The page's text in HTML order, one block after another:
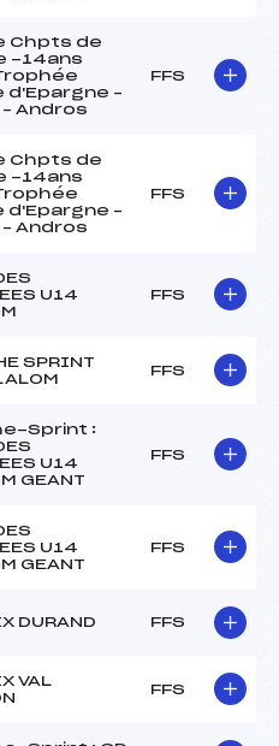
Chpts de
-14ans
d'Epargne –
Andros
FFS
Chpts de
-14ans
d'Epargne –
Andros
FFS
U14
FFS
SPRINT
FFS
Sprint :
U14
GEANT
FFS
U14
GEANT
FFS
DURAND FFS
VAL
FFS